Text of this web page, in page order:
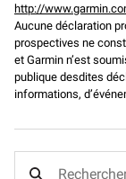
http://
Aucune déclaration
prospectives ne
et Garmin n’est
publique desdites
informations,